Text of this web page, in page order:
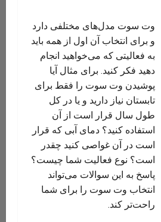
وت سوت مدل‌های مختلفی دارد
و برای انتخاب آن اول از همه باید
به فعالیتی که می‌خواهید انجام
دهید فکر کنید. برای مثال آیا
پوشیدن وت سوت را فقط برای
تابستان نیاز دارید و یا در کل
طول سال قرار است از آن
استفاده کنید؟ دمای آبی که قرار
است در آن غواصی کنید چقدر
است؟ نوع فعالیت شما چیست؟
پاسخ به این سوالات می‌تواند
انتخاب وت سوت را برای شما
راحت‌تر کند.